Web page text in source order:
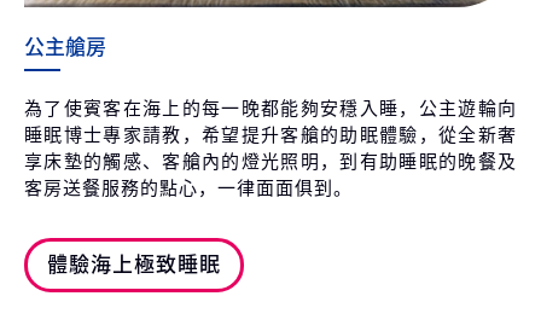
公主艙房
為了使賓客在海上的每一晚都能夠安穩入睡，公主遊輪向
睡眠博士專家請教，希望提升客艙的助眠體驗，從全新奢
享床墊的觸感、客艙內的燈光照明，到有助睡眠的晚餐及
客房送餐服務的點心，一律面面俱到。
體驗海上極致睡眠